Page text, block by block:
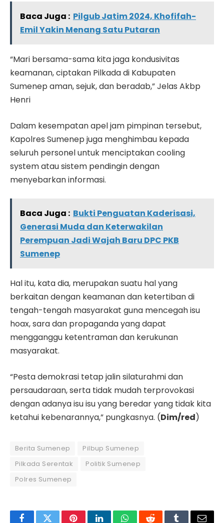
Baca Juga : Pilgub Jatim 2024, Khofifah-
Emil Yakin Menang Satu Putaran
“Mari bersama-sama kita jaga kondusivitas
keamanan, ciptakan Pilkada di Kabupaten
Sumenep aman, sejuk, dan beradab,” Jelas Akbp
Henri
Dalam kesempatan apel jam pimpinan tersebut,
Kapolres Sumenep juga menghimbau kepada
seluruh personel untuk menciptakan cooling
system atau sistem pendingin dengan
menyebarkan informasi.
Baca Juga : Bukti Penguatan Kaderisasi,
Generasi Muda dan Keterwakilan
Perempuan Jadi Wajah Baru DPC PKB
Sumenep
Hal itu, kata dia, merupakan suatu hal yang
berkaitan dengan keamanan dan ketertiban di
tengah-tengah masyarakat guna mencegah isu
hoax, sara dan propaganda yang dapat
mengganggu ketentraman dan kerukunan
masyarakat.
“Pesta demokrasi tetap jalin silaturahmi dan
persaudaraan, serta tidak mudah terprovokasi
dengan adanya isu isu yang beredar yang tidak kita
ketahui kebenarannya,” pungkasnya. (Dim/red)
Berita Sumenep
Pilbup Sumenep
Pilkada Serentak
Politik Sumenep
Polres Sumenep